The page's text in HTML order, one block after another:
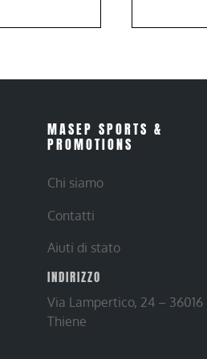
MASEP SPORTS &
PROMOTIONS
Chi siamo
Contatti
Aiuti di stato
INDIRIZZO
Via Lampertico, 24 – 36016
Thiene